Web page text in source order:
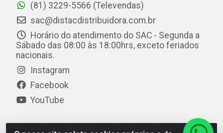
(81) 3229-5566 (Televendas)
sac@distacdistribuidora.com.br
Horário do atendimento do SAC - Segunda a
Sábado das 08:00 às 18:00hrs, exceto feriados
nacionais.
Instagram
Facebook
YouTube